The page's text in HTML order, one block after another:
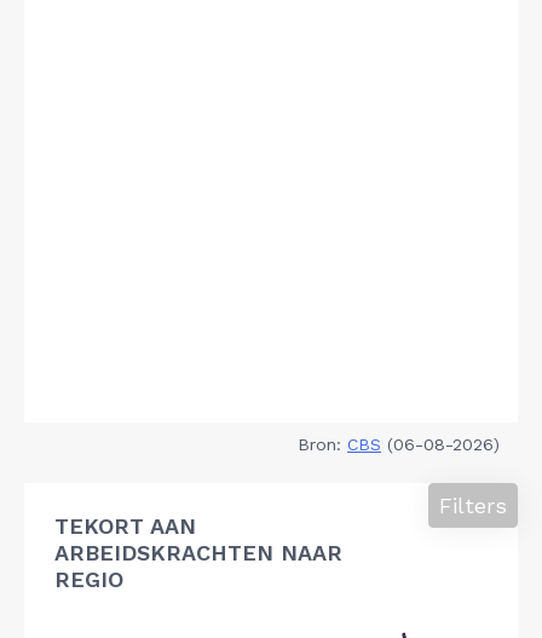
Bron: CBS (06-08-2026)
TEKORT AAN
ARBEIDSKRACHTEN NAAR
REGIO
Filters